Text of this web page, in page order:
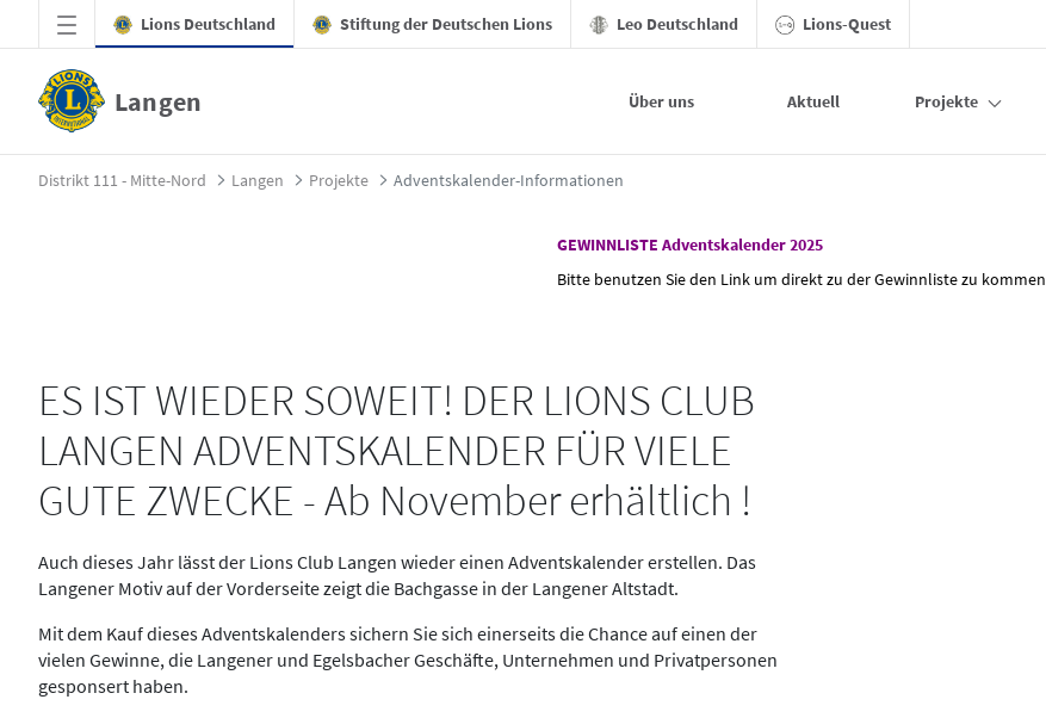
Zum Hauptinhalt springen
Lions Deutschland Stiftung der Deutschen Lions Leo Deutschland Lions-Quest
Langen Über uns Aktuell Projekte
Adventskalender-Informationen - Langen
Distrikt 111 - Mitte-Nord Langen Projekte Adventskalender-Informationen
GEWINNLISTE Adventskalender 2025
Bitte benutzen Sie den Link um direkt zu der Gewinnliste zu kommen
ES IST WIEDER SOWEIT! DER LIONS CLUB
LANGEN ADVENTSKALENDER FÜR VIELE
GUTE ZWECKE - Ab November erhältlich !
Auch dieses Jahr lässt der Lions Club Langen wieder einen Adventskalender erstellen. Das
Langener Motiv auf der Vorderseite zeigt die Bachgasse in der Langener Altstadt.
Mit dem Kauf dieses Adventskalenders sichern Sie sich einerseits die Chance auf einen der
vielen Gewinne, die Langener und Egelsbacher Geschäfte, Unternehmen und Privatpersonen
gesponsert haben.